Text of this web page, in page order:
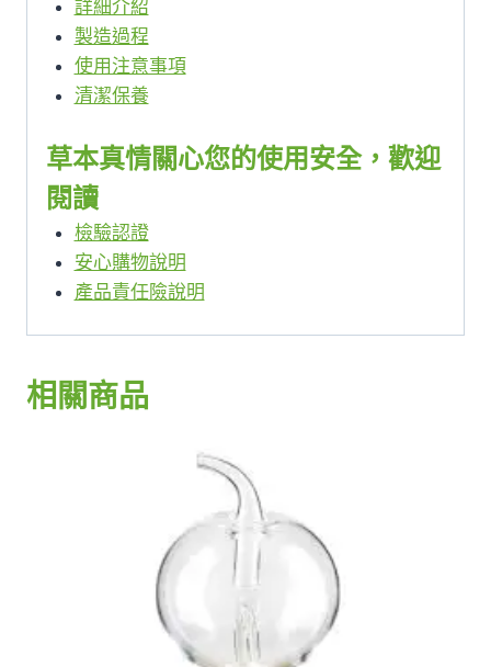
詳細介紹
製造過程
使用注意事項
清潔保養
草本真情關心您的使用安全，歡迎
閱讀
檢驗認證
安心購物說明
產品責任險說明
相關商品